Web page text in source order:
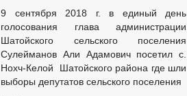
9 сентября 2018 г. в единый день
голосования глава администрации
Шатойского сельского поселения
Сулейманов Али Адамович посетил с.
Нохч-Келой Шатойского района где шли
выборы депутатов сельского поселения